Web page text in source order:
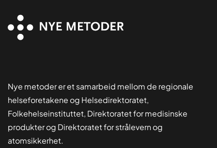
Nye metoder er et samarbeid mellom de regionale
helseforetakene og Helsedirektoratet,
Folkehelseinstituttet, Direktoratet for medisinske
produkter og Direktoratet for strålevern og
atomsikkerhet.